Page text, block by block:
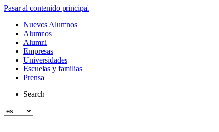
Pasar al contenido principal
Nuevos Alumnos
Alumnos
Alumni
Empresas
Universidades
Escuelas y familias
Prensa
Search